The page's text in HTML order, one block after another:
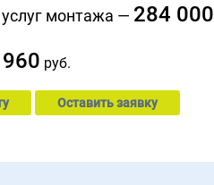
монтажа — 284 000
руб.
Оставить заявку